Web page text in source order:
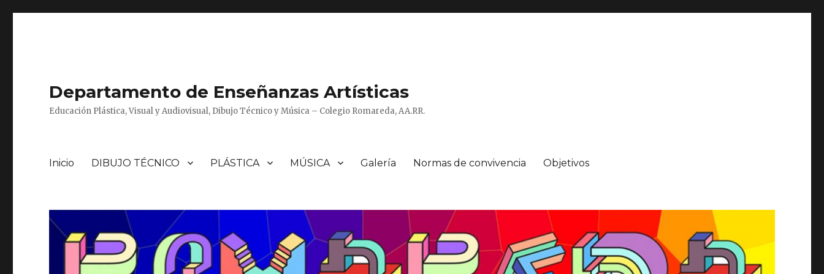
Departamento de Enseñanzas Artísticas
Educación Plástica, Visual y Audiovisual, Dibujo Técnico y Música – Colegio Romareda, AA.RR.
Inicio DIBUJO TÉCNICO PLÁSTICA MÚSICA Galería Normas de convivencia Objetivos